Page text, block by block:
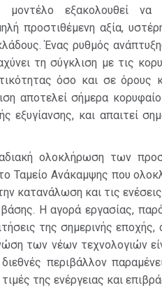
εξακολουθεί να
προστιθέμενη αξία,
Ένας ρυθμός
τη σύγκλιση με τις
όσο και σε
αποτελεί σήμερα
εξυγίανσης, και απαιτεί
ολοκλήρωση των
Ταμείο Ανάκαμψης που
κατανάλωση και τις
Η αγορά εργασίας,
της σημερινής εποχής,
των νέων τεχνολογιών
περιβάλλον
της ενέργειας και